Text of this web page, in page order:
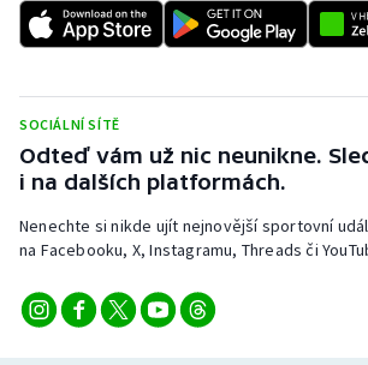
SOCIÁLNÍ SÍTĚ
Odteď vám už nic neunikne.
i na dalších platformách.
Nenechte si nikde ujít nejnovější sportovní
na Facebooku, X, Instagramu, Threads či